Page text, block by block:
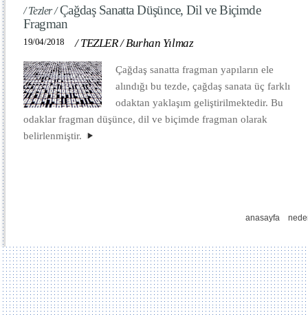
/ Tezler /Çağdaş Sanatta Düşünce, Dil ve Biçimde
Fragman
19/04/2018 /TEZLER /Burhan Yılmaz
Çağdaş sanatta fragman yapıların ele
alındığı bu tezde, çağdaş sanata üç farklı
odaktan yaklaşım geliştirilmektedir. Bu
odaklar fragman düşünce, dil ve biçimde fragman olarak
belirlenmiştir.
anasayfa